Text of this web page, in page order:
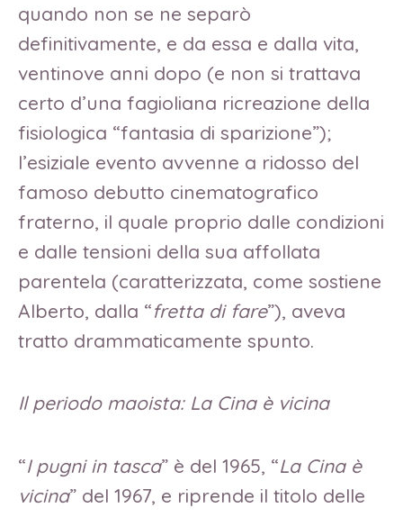
quando non se ne separò
definitivamente, e da essa e dalla vita,
ventinove anni dopo (e non si trattava
certo d’una fagioliana ricreazione della
fisiologica “fantasia di sparizione”);
l’esiziale evento avvenne a ridosso del
famoso debutto cinematografico
fraterno, il quale proprio dalle condizioni
e dalle tensioni della sua affollata
parentela (caratterizzata, come sostiene
Alberto, dalla “fretta di fare”), aveva
tratto drammaticamente spunto.
Il periodo maoista: La Cina è vicina
“I pugni in tasca” è del 1965, “La Cina è
vicina” del 1967, e riprende il titolo delle